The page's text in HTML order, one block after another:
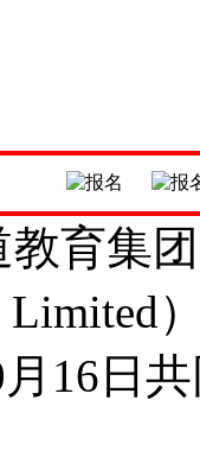
育集
Limited
16日